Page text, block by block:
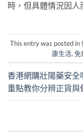
時，但具體情況因人
This entry was posted in
康生活, 免
香港網購壯陽藥安全
重點教你分辨正貨與